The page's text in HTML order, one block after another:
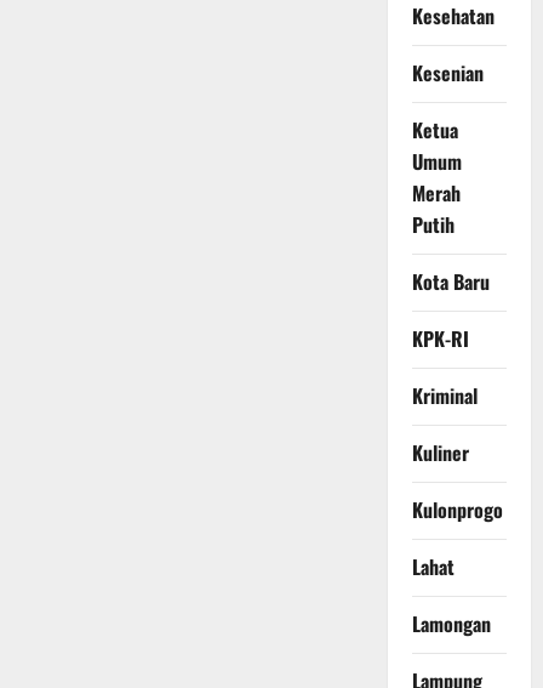
Kesehatan
Kesenian
Ketua
Umum
Merah
Putih
Kota Baru
KPK-RI
Kriminal
Kuliner
Kulonprogo
Lahat
Lamongan
Lampung